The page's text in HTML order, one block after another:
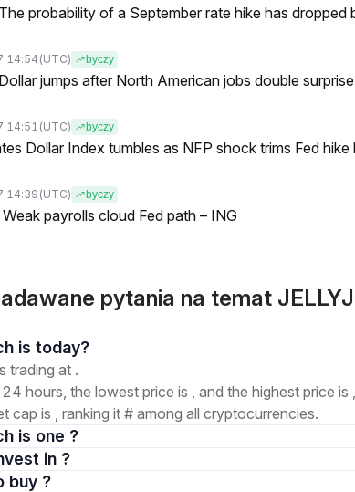
probability of a September rate hike has
14:54 (UTC) byczy
jumps after North American jobs double surprise
14:51 (UTC) byczy
Dollar Index tumbles as NFP shock trims Fed hike
14:39 (UTC) byczy
payrolls cloud Fed path – ING
pytania na temat
1. How much is today?
trading at .
hours, the lowest price is , and the highest price
cap is , ranking it # among all cryptocurrencies.
is one ?
in ?
buy ?